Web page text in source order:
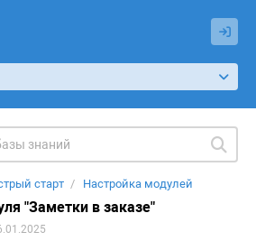
старт Настройка модулей
"Заметки в заказе"